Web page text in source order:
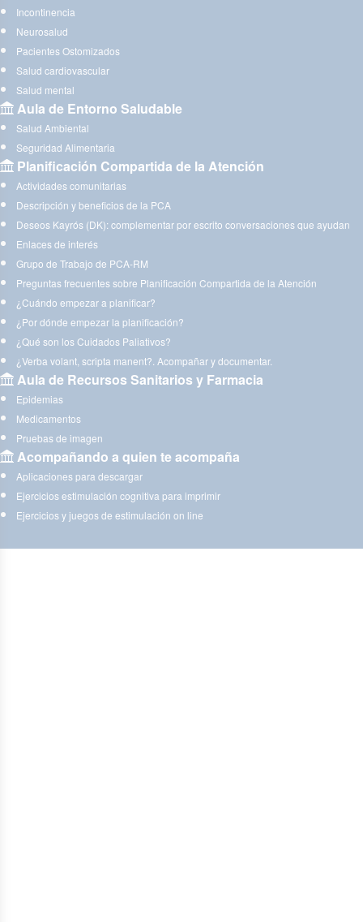
Incontinencia
Neurosalud
Pacientes Ostomizados
Salud cardiovascular
Salud mental
Aula de Entorno Saludable
Salud Ambiental
Seguridad Alimentaria
Planificación Compartida de la Atención
Actividades comunitarias
Descripción y beneficios de la PCA
Deseos Kayrós (DK): complementar por escrito conversaciones que ayudan
Enlaces de interés
Grupo de Trabajo de PCA-RM
Preguntas frecuentes sobre Planificación Compartida de la Atención
¿Cuándo empezar a planificar?
¿Por dónde empezar la planificación?
¿Qué son los Cuidados Paliativos?
¿Verba volant, scripta manent?. Acompañar y documentar.
Aula de Recursos Sanitarios y Farmacia
Epidemias
Medicamentos
Pruebas de imagen
Acompañando a quien te acompaña
Aplicaciones para descargar
Ejercicios estimulación cognitiva para imprimir
Ejercicios y juegos de estimulación on line